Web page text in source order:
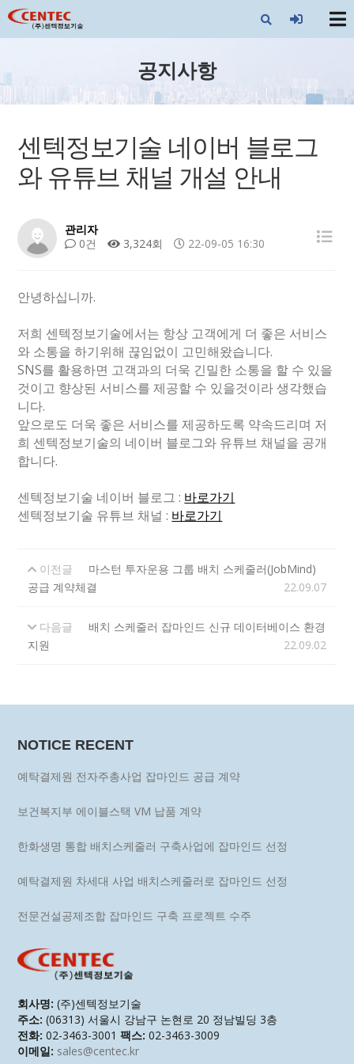
공지사항
센텍정보기술 네이버 블로그
와 유튜브 채널 개설 안내
관리자
0건
3,324회 22-09-05 16:30
안녕하십니까.
저희 센텍정보기술에서는 항상 고객에게 더 좋은 서비스
와 소통을 하기위해 끊임없이 고민해왔습니다.
SNS를 활용하면 고객과의 더욱 긴밀한 소통을 할 수 있을
것이고 향상된 서비스를 제공할 수 있을것이라 생각했습
니다.
앞으로도 더욱 좋은 서비스를 제공하도록 약속드리며 저
희 센텍정보기술의 네이버 블로그와 유튜브 채널을 공개
합니다.
센텍정보기술 네이버 블로그 : 바로가기
센텍정보기술 유튜브 채널 : 바로가기
이전글
마스턴 투자운용 그룹 배치 스케줄러(JobMind)
공급 계약체결
22.09.07
다음글
배치 스케줄러 잡마인드 신규 데이터베이스 환경
지원
22.09.02
회사명: (주)센텍정보기술
주소: (06313) 서울시 강남구 논현로 20 정남빌딩 3층
전화: 02-3463-3001 팩스: 02-3463-3009
이메일: sales@centec.kr
NOTICE RECENT
예탁결제원 전자주총사업 잡마인드 공급 계약
보건복지부 에이블스택 VM 납품 계약
한화생명 통합 배치스케줄러 구축사업에 잡마인드 선정
예탁결제원 차세대 사업 배치스케줄러로 잡마인드 선정
전문건설공제조합 잡마인드 구축 프로젝트 수주